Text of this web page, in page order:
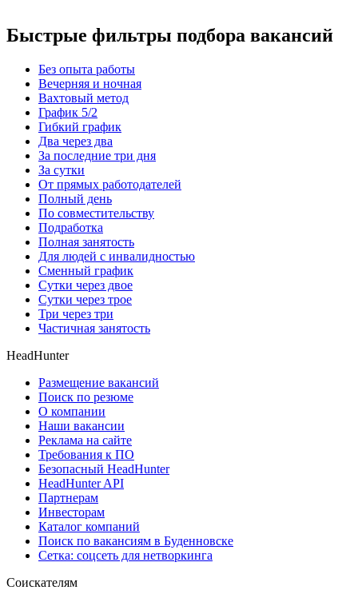
Быстрые фильтры подбора вакансий
Без опыта работы
Вечерняя и ночная
Вахтовый метод
График 5/2
Гибкий график
Два через два
За последние три дня
За сутки
От прямых работодателей
Полный день
По совместительству
Подработка
Полная занятость
Для людей с инвалидностью
Сменный график
Сутки через двое
Сутки через трое
Три через три
Частичная занятость
HeadHunter
Размещение вакансий
Поиск по резюме
О компании
Наши вакансии
Реклама на сайте
Требования к ПО
Безопасный HeadHunter
HeadHunter API
Партнерам
Инвесторам
Каталог компаний
Поиск по вакансиям в Буденновске
Сетка: соцсеть для нетворкинга
Соискателям